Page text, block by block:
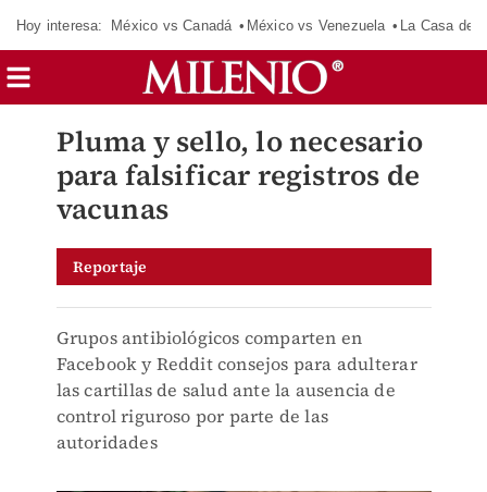
Hoy interesa: México vs Canadá México vs Venezuela La Casa de
Pluma y sello, lo necesario
para falsificar registros de
vacunas
Reportaje
Grupos antibiológicos comparten en
Facebook y Reddit consejos para adulterar
las cartillas de salud ante la ausencia de
control riguroso por parte de las
autoridades